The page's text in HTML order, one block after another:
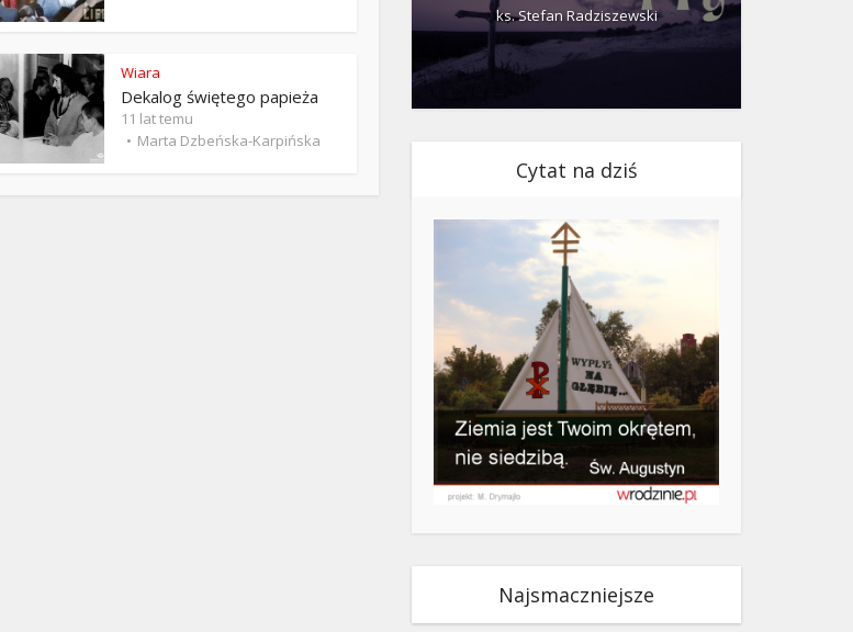
Wiara
Dekalog świętego papieża
11 lat temu
Marta Dzbeńska-Karpińska
ks. Stefan Radziszewski
Cytat na dziś
Najsmaczniejsze